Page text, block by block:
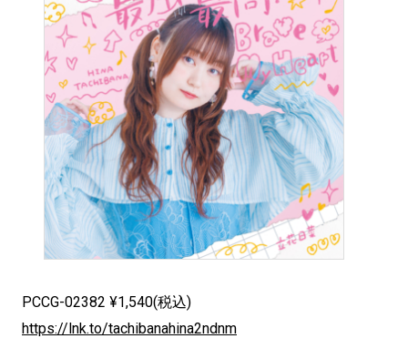
PCCG-02382 ¥1,540(税込)
https://lnk.to/tachibanahina2ndnm